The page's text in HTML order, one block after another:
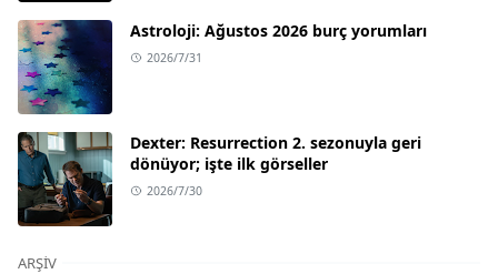
Astroloji: Ağustos 2026 burç yorumları
2026/7/31
Dexter: Resurrection 2. sezonuyla geri
dönüyor; işte ilk görseller
2026/7/30
ARŞIV